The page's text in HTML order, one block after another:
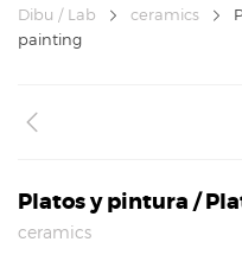
Dibu / Lab ceramics
painting
Platos y pintura /
ceramics